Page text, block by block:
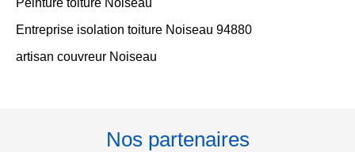
Peinture toiture Noiseau
Entreprise isolation toiture Noiseau 94880
artisan couvreur Noiseau
Nos partenaires